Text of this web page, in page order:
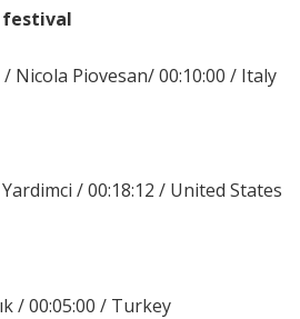
festival
Nicola Piovesan/ 00:10:00 / Italy
/ 00:18:12 / United States
/ 00:05:00 / Turkey